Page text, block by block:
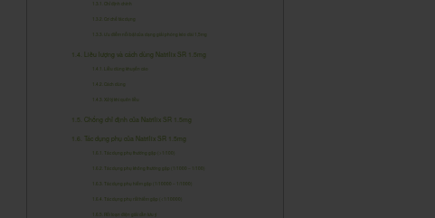
Chỉ định chính
Cơ chế tác dụng
Ưu điểm nổi bật của dạng giải phóng kéo dài 1,5mg
Liều lượng và cách dùng Natrilix SR 1.5mg
Liều dùng khuyến cáo
Cách dùng
Xử lý khi quên liều
Chống chỉ định của Natrilix SR 1.5mg
Tác dụng phụ của Natrilix SR 1.5mg
Tác dụng phụ thường gặp (>1/100)
Tác dụng phụ không thường gặp (1/1000 – 1/100)
Tác dụng phụ hiếm gặp (1/10000 – 1/1000)
Tác dụng phụ rất hiếm gặp (<1/10000)
Rối loạn điện giải cần lưu ý